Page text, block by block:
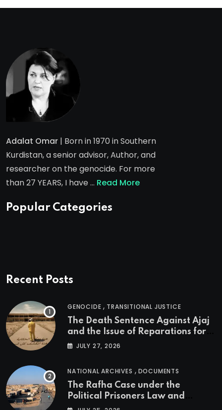
Adalat Omar | Born in 1970 in Southern
Kurdistan, a senior advisor, Author, and
researcher on the genocide. For more
than 27 YEARS, I have … Read More
Popular Categories
Recent Posts
GENOCIDE , TRANSITIONAL JUSTICE
The Death Sentence Against Ajaj
and the Issue of Reparations for
the Victims of the Kurdish
JULY 27, 2026
NATIONAL ARCHIVES , DOCUMENTS
The Rafha Case under the
Political Prisoners Law and
Transitional Justice in Iraq